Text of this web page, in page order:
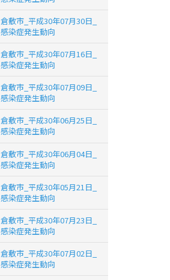
倉敷市_平成30年07月30日_
感染症発生動向
倉敷市_平成30年07月16日_
感染症発生動向
倉敷市_平成30年07月09日_
感染症発生動向
倉敷市_平成30年06月25日_
感染症発生動向
倉敷市_平成30年06月04日_
感染症発生動向
倉敷市_平成30年05月21日_
感染症発生動向
倉敷市_平成30年07月23日_
感染症発生動向
倉敷市_平成30年07月02日_
感染症発生動向